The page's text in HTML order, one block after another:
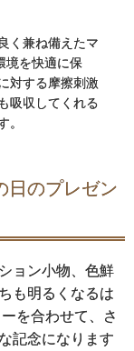
く兼ね備えたマ
境を快適に保
対する摩擦刺激
吸収してくれる
。
日のプレゼン
ョン小物、色鮮
も明るくなるは
を合わせて、さ
記念になります